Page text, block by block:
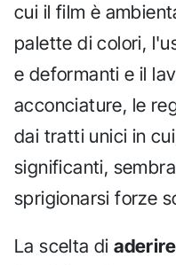
cui il film è
palette di colori,
e deformanti e il
acconciature, le
dai tratti unici in
significanti,
sprigionarsi forze
La scelta di